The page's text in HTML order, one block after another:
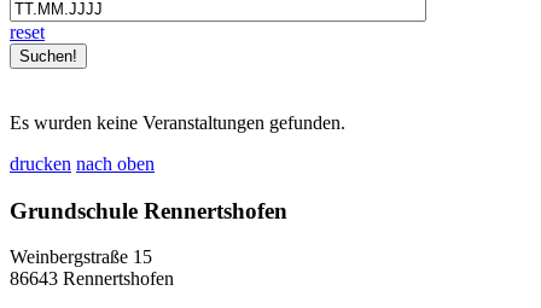
reset
Es wurden keine Veranstaltungen gefunden.
drucken nach oben
Grundschule Rennertshofen
Weinbergstraße 15
86643 Rennertshofen